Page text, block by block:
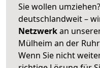
Sie wollen
deutschlandweit –
Netzwerkan
Mülheim an der
Wenn Sie nicht